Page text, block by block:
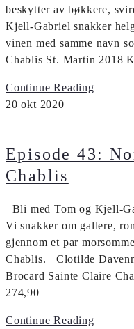
beskytter av bøkkere,
Kjell-Gabriel snakker
vinen med samme navn
Chablis St. Martin
Continue Reading
20 okt 2020
Episode 43:
Chablis
Bli med Tom og Kjell-
Vi snakker om gallere,
gjennom et par
Chablis. Clotilde
Brocard Sainte Claire
274,90
Continue Reading